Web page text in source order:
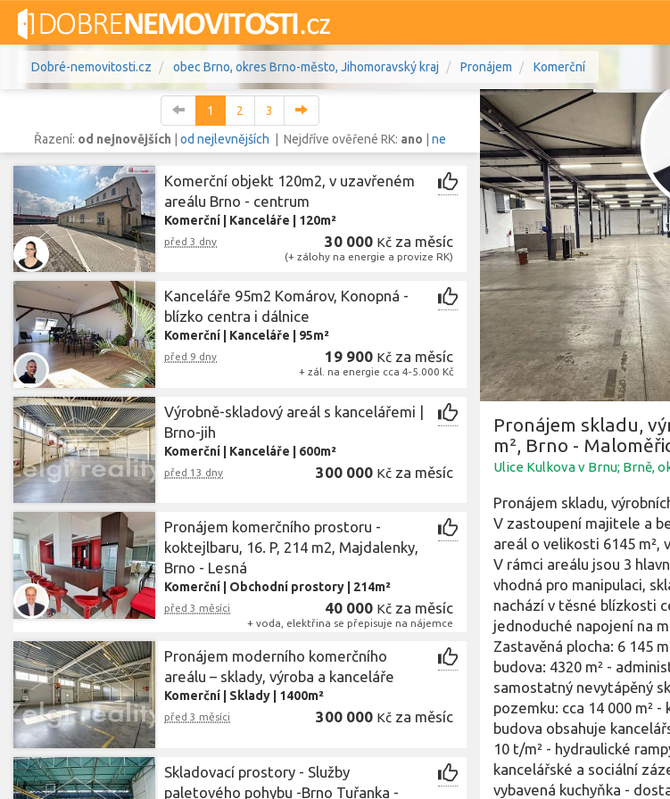
Dobré-nemovitosti.cz obec Brno, okres Brno-město, Jihomoravský kraj Pronájem Komerční
Vše Byty Domy Pozemky Komerční Ostatní
Lokalita okres Brno-město, Jihomoravský kraj
Lokalita
Cena Typ
Zobrazit1 243
1 2
3
Řazení: od nejnovějších od nejlevnějších | Nejdříve ověřené RK: ano ne
Komerční objekt 120m2, v uzavřeném
areálu Brno - centrum
Komerční Kanceláře 120m²
před 3 dny 30 000 Kč za měsíc
(+ zálohy na energie a provize RK)
Kanceláře 95m2 Komárov, Konopná -
blízko centra i dálnice
Komerční Kanceláře 95m²
před 9 dny 19 900 Kč za měsíc
+ zál. na energie cca 4-5.000 Kč
Výrobně-skladový areál s kancelářemi |
Brno-jih
Komerční Kanceláře 600m²
před 13 dny 300 000 Kč za měsíc
Pronájem komerčního prostoru -
koktejlbaru, 16. P, 214 m2, Majdalenky,
Brno - Lesná
Komerční Obchodní prostory 214m²
před 3 měsíci 40 000 Kč za měsíc
+ voda, elektřina se přepisuje na nájemce
Pronájem moderního komerčního
areálu – sklady, výroba a kanceláře
Komerční Sklady 1400m²
před 3 měsíci 300 000 Kč za měsíc
Skladovací prostory - Služby
paletového pohybu -Brno Tuřanka -
Pronájem skladu,
m², Brno -
Ulice Kulkova v Brnu; Brně,
Pronájem skladu,
V zastoupení majitele a
areál o velikosti 6145 m²,
V rámci areálu jsou 3
vhodná pro manipulaci,
nachází v těsné blízkosti
jednoduché napojení na
Zastavěná plocha: 6 145
budova: 4320 m² -
samostatný nevytápěný
pozemku: cca 14 000 m²
budova obsahuje
10 t/m² - hydraulické
kancelářské a sociální
vybavená kuchyňka -